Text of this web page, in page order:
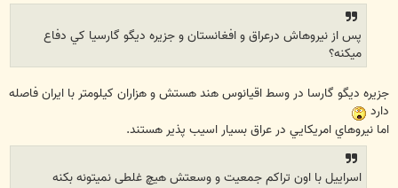
پس از نيروهاش درعراق و افغانستان و جزيره ديگو گارسيا کي دفاع
ميکنه؟
جزيره ديگو گارسا در وسط اقيانوس هند هستش و هزاران کيلومتر با ايران فاصله
دارد
اما نيروهاي امريکايي در عراق بسيار اسيب پذير هستند.
اسراییل با اون تراکم جمعیت و وسعتش هیچ غلطی نمیتونه بکنه